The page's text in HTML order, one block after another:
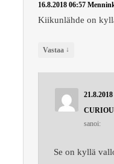
16.8.2018 06:57
Kiikunlähde on
Vastaa ↓
sanoi:
Se on kyllä